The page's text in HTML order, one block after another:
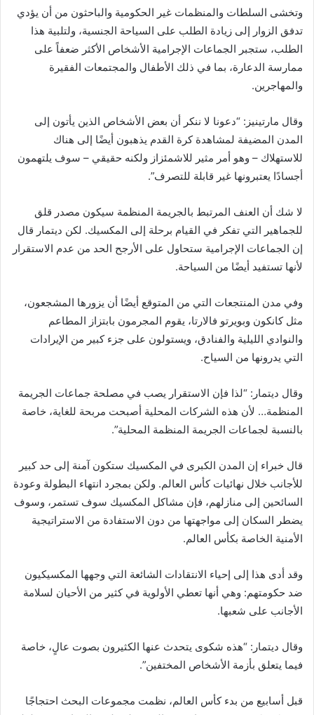
وتخشى السلطات والمنظمات غير الحكومية والباحثون من أن يؤدي
تدفق الزوار إلى زيادة الطلب على السياحة الجنسية، ولتلبية هذا
الطلب، ستجبر الجماعات الإجرامية الأشخاص الأكثر ضعفاً على
ممارسة الدعارة، بما في ذلك الأطفال والمجتمعات الفقيرة
والمهاجرين.
وقال مارتينيز: “دعونا لا ننكر أن بعض الأشخاص الذين يأتون إلى
المدن المضيفة لمشاهدة كرة القدم يذهبون أيضًا إلى هناك
للاستهلاك – وهو أمر مثير للاشمئزاز ولكنه حقيقي – سوف يلتهمون
أجسادًا يعتبرونها غير قابلة للتصرف”.
لا شك أن العنف المرتبط بالجريمة المنظمة سيكون مصدر قلق
للجماهير التي تفكر في القيام برحلة إلى المكسيك. لكن ديتمار قال
إن الجماعات الإجرامية ستحاول على الأرجح الحد من عدم الاستقرار
لأنها تستفيد أيضًا من السياحة.
وفي مدن المنتجعات التي من المتوقع أيضًا أن يزورها المشجعون،
مثل كانكون وبويرتو فالارتا، يقوم المجرمون بابتزاز المطاعم
والنوادي الليلية والفنادق، ويستولون على جزء كبير من الإيرادات
التي يدرونها من السياح.
وقال ديتمار: “لذا فإن الاستقرار يصب في مصلحة جماعات الجريمة
المنظمة… لأن هذه الشركات المحلية أصبحت مربحة للغاية، خاصة
بالنسبة لجماعات الجريمة المنظمة المحلية”.
قال خبراء إن المدن الكبرى في المكسيك ستكون آمنة إلى حد كبير
للأجانب خلال نهائيات كأس العالم. ولكن بمجرد انتهاء البطولة وعودة
السائحين إلى منازلهم، فإن مشاكل المكسيك سوف تستمر، وسوف
يضطر السكان إلى مواجهتها من دون الاستفادة من الاستراتيجية
الأمنية الخاصة بكأس العالم.
وقد أدى هذا إلى إحياء الانتقادات الشائعة التي وجهها المكسيكيون
ضد حكومتهم: وهي أنها تعطي الأولوية في كثير من الأحيان لسلامة
الأجانب على شعبها.
وقال ديتمار: “هذه شكوى يتحدث عنها الكثيرون بصوت عالٍ، خاصة
فيما يتعلق بأزمة الأشخاص المختفين”.
قبل أسابيع من بدء كأس العالم، نظمت مجموعات البحث احتجاجًا